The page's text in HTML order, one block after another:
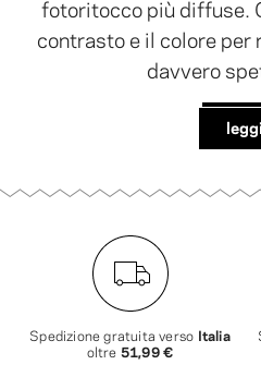
fotoritocco più diffuse.
contrasto e il colore
davvero
leggi
Spedizione gratuita verso Italia
oltre 51,99 €